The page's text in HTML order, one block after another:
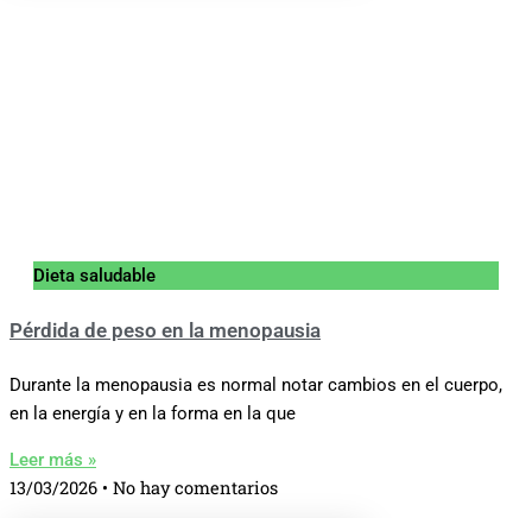
Dieta saludable
Pérdida de peso en la menopausia
Durante la menopausia es normal notar cambios en el cuerpo,
en la energía y en la forma en la que
Leer más »
13/03/2026 No hay comentarios